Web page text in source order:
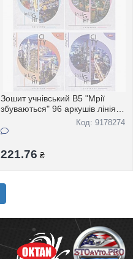
Зошит учнівський В5 "Мрії
збуваються" 96 аркушів лінія
"Мiста свiту" 3656 8штКод: 9178274
221.76 ₴